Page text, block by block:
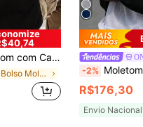
para Passeios Casuais e Streetwear, Outono/Inverno
em Bolso Moletons masculinos plus size -2% Moletom com Capuz Tricotado Novo Plus Size para Homens,
R$176,30
Envio Nacional